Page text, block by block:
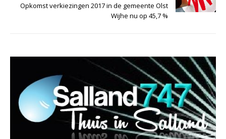
Opkomst verkiezingen 2017 in de gemeente Olst
Wijhe nu op 45,7 %